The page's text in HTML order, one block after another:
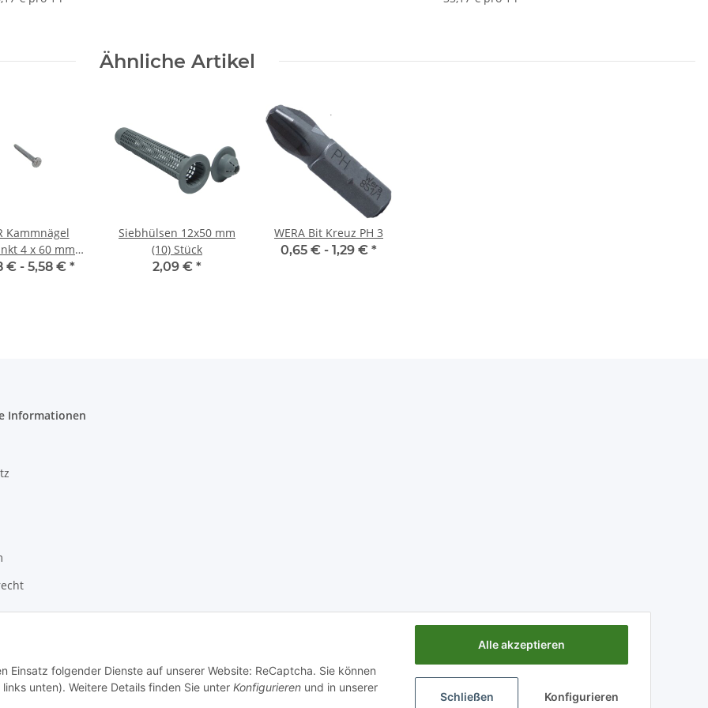
Ähnliche Artikel
Kammnägel
4 x 60 mm
Stück
€ - 5,58 € *
Siebhülsen 12x50 mm
(10) Stück
2,09 € *
WERA Bit Kreuz PH 3
0,65 € - 1,29 € *
Informationen
Einsatz folgender Dienste auf unserer Website: ReCaptcha. Sie können
unten). Weitere Details finden Sie unter Konfigurieren und in unserer
Alle akzeptieren
Schließen Konfigurieren